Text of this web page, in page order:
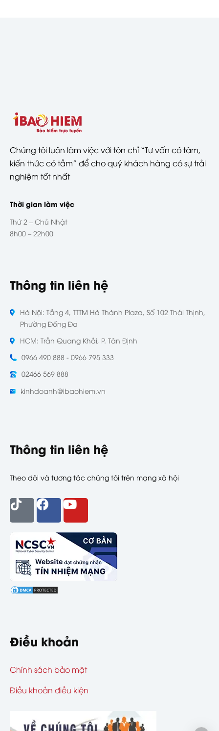
Chúng tôi luôn làm việc với tôn chỉ “Tư vấn có tâm,
kiến thức có tầm” để cho quý khách hàng có sự trải
nghiệm tốt nhất
Thời gian làm việc
Thứ 2 – Chủ Nhật
8h00 – 22h00
Thông tin liên hệ
Hà Nội: Tầng 4, TTTM Hà Thành Plaza, Số 102 Thái Thịnh,
Phường Đống Đa
HCM: Trần Quang Khải, P. Tân Định
0966 490 888 - 0966 795 333
02466 569 888
kinhdoanh@ibaohiem.vn
Thông tin liên hệ
Theo dõi và tương tác chúng tôi trên mạng xã hội
Điều khoản
Chính sách bảo mật
Điều khoản điều kiện